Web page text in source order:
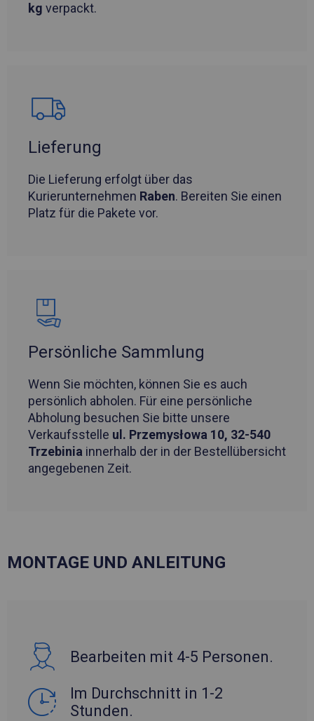
kg verpackt.
Lieferung
Die Lieferung erfolgt über das
Kurierunternehmen Raben. Bereiten Sie einen
Platz für die Pakete vor.
Persönliche Sammlung
Wenn Sie möchten, können Sie es auch
persönlich abholen. Für eine persönliche
Abholung besuchen Sie bitte unsere
Verkaufsstelle ul. Przemysłowa 10, 32-540
Trzebinia innerhalb der in der Bestellübersicht
angegebenen Zeit.
MONTAGE UND ANLEITUNG
Bearbeiten mit 4-5 Personen.
Im Durchschnitt in 1-2
Stunden.